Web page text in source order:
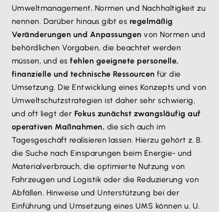
Umweltmanagement, Normen und Nachhaltigkeit zu
nennen. Darüber hinaus gibt es regelmäßig
Veränderungen und Anpassungenvon Normen und
behördlichen Vorgaben, die beachtet werden
müssen, und esfehlen geeignete personelle,
finanzielle und technische Ressourcenfür die
Umsetzung. Die Entwicklung eines Konzepts und von
Umweltschutzstrategien ist daher sehr schwierig,
und oft liegt der Fokus zunächst zwangsläufig auf
operativen Maßnahmen, die sich auch im
Tagesgeschäft realisieren lassen. Hierzu gehört z. B.
die Suche nach Einsparungen beim Energie- und
Materialverbrauch, die optimierte Nutzung von
Fahrzeugen und Logistik oder die Reduzierung von
Abfällen. Hinweise und Unterstützung bei der
Einführung und Umsetzung eines UMS können u. U.